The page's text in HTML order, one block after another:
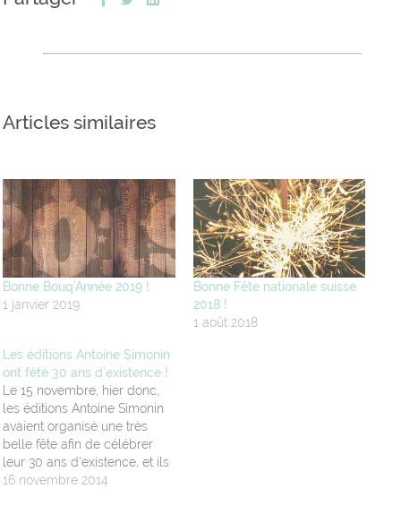
Articles similaires
Bonne Bouq’Année 2019 !
1 janvier 2019
Bonne Fête nationale suisse
2018 !
1 août 2018
Les éditions Antoine Simonin
ont fêté 30 ans d’existence !
Le 15 novembre, hier donc,
les éditions Antoine Simonin
avaient organisé une très
belle fête afin de célébrer
leur 30 ans d'existence, et ils
en ont profité également
16 novembre 2014